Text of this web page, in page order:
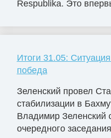
Respublika. Это
Итоги 31.05:
победа
Зеленский провел
стабилизации в
Владимир Зеленский
очередного